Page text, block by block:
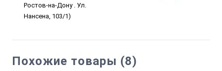
Ростов-на-Дону . Ул.
Нансена, 103/1)
Похожие товары (8)